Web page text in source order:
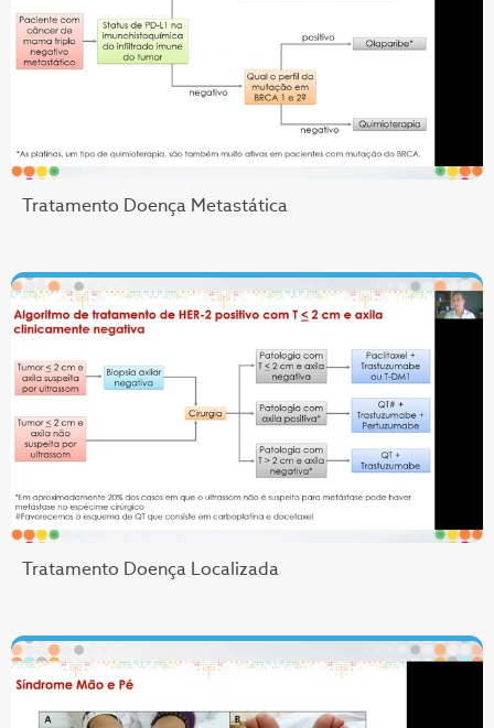
Tratamento Doença Metastática
Tratamento Doença Localizada